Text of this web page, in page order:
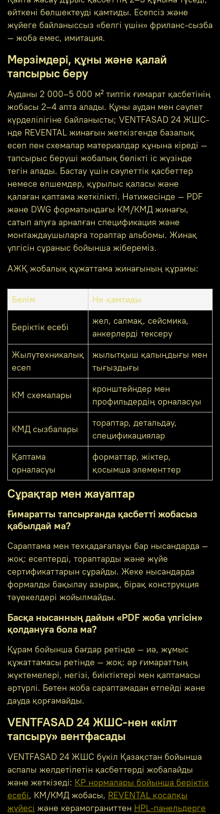
өйткені бөлшектеуді қамтиды. Есепсіз және
жүйеге байланыссыз «белгі үшін» фриланс-сызба
— жоба емес, имитация.
Мерзімдері, құны және қалай
тапсырыс беру
Ауданы 2 000–5 000 м² типтік ғимарат қасбетінің
жобасы 2–4 апта алады. Құны аудан мен сәулет
күрделілігіне байланысты; VENTFASAD 24 ЖШС-
нде REVENTAL жинағын жеткізгенде базалық
есеп пен схемалар материалдар құнына кіреді —
тапсырыс беруші жобалық бөлікті іс жүзінде
тегін алады. Бастау үшін сәулеттік қасбеттер
немесе өлшемдер, құрылыс қаласы және
қалаған қаптама жеткілікті. Нәтижесінде — PDF
және DWG форматындағы КМ/КМД жинағы,
сатып алуға арналған спецификация және
монтаждаушыларға тораптар альбомы. Жинақ
үлгісін сұраныс бойынша жібереміз.
АЖҚ жобалық құжаттама жинағының құрамы:
Бөлім Не қамтиды
Беріктік есебі
жел, салмақ, сейсмика,
анкерлерді тексеру
Жылутехникалық
есеп
жылытқыш қалыңдығы мен
тығыздығы
КМ схемалары
кронштейндер мен
профильдердің орналасуы
КМД сызбалары
тораптар, детальдау,
спецификациялар
Қаптама
орналасуы
форматтар, жіктер,
қосымша элементтер
Сұрақтар мен жауаптар
Ғимаратты тапсырғанда қасбетті жобасыз
қабылдай ма?
Сараптама мен техқадағалауы бар нысандарда —
жоқ: есептерді, тораптарды және жүйе
сертификаттарын сұрайды. Жеке нысандарда
формалды бақылау азырақ, бірақ конструкция
тәуекелдері жойылмайды.
Басқа нысанның дайын «PDF жоба үлгісін»
қолдануға бола ма?
Құрам бойынша бағдар ретінде — иә, жұмыс
құжаттамасы ретінде — жоқ: әр ғимараттың
жүктемелері, негізі, биіктіктері мен қаптамасы
әртүрлі. Бөтен жоба сараптамадан өтпейді және
дауда қорғамайды.
VENTFASAD 24 ЖШС-нен «кілт
тапсыру» вентфасады
VENTFASAD 24 ЖШС бүкіл Қазақстан бойынша
аспалы желдетілетін қасбеттерді жобалайды
және жеткізеді: ҚР нормалары бойынша беріктік
есебі, КМ/КМД жобасы, REVENTAL қосалқы
жүйесі және керамограниттен HPL-панельдерге